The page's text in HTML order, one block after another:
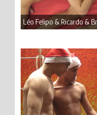
Léo Felipo & Ricardo &